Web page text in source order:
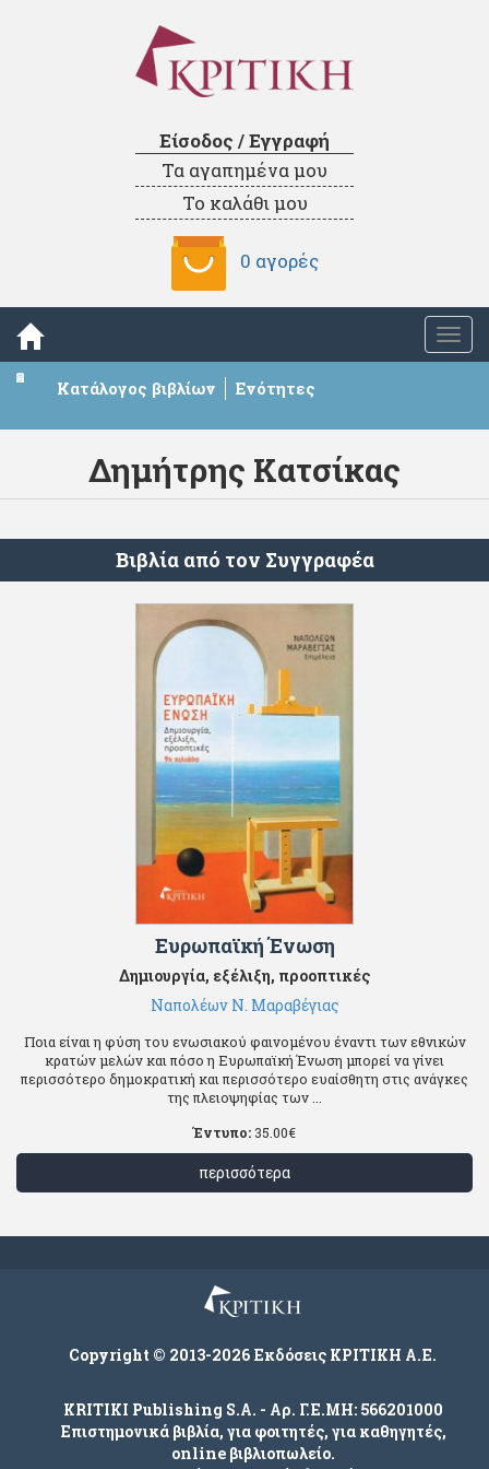
Είσοδος / Εγγραφή
Τα αγαπημένα μου
Το καλάθι μου
0 αγορές
Κατάλογος βιβλίων Ενότητες
Δημήτρης Κατσίκας
Βιβλία από τον Συγγραφέα
Ευρωπαϊκή Ένωση
Δημιουργία, εξέλιξη, προοπτικές
Ναπολέων Ν. Μαραβέγιας
Ποια είναι η φύση του ενωσιακού φαινομένου έναντι των εθνικών
κρατών μελών και πόσο η Ευρωπαϊκή Ένωση μπορεί να γίνει
περισσότερο δημοκρατική και περισσότερο ευαίσθητη στις ανάγκες
της πλειοψηφίας των ...
Έντυπο: 35.00€
περισσότερα
Copyright © 2013-2026 Εκδόσεις ΚΡΙΤΙΚΗ Α.Ε.
KRITIKI Publishing S.A. - Αρ. Γ.Ε.ΜΗ: 566201000
Επιστημονικά βιβλία, για φοιτητές, για καθηγητές,
online βιβλιοπωλείο.